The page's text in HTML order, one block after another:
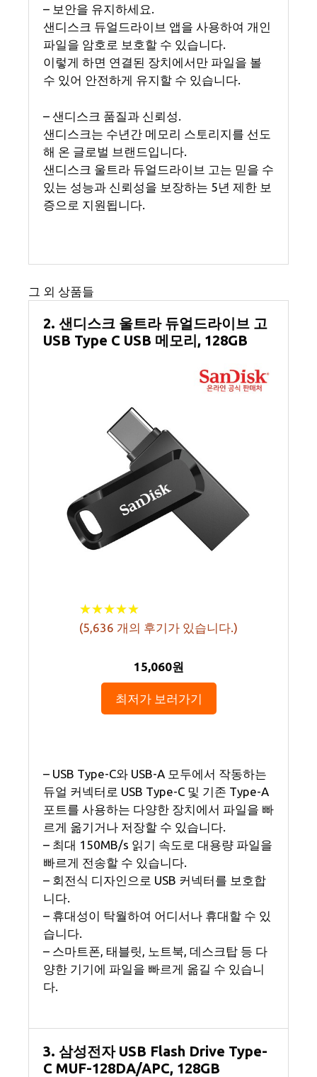
– 보안을 유지하세요.
샌디스크 듀얼드라이브 앱을 사용하여 개인
파일을 암호로 보호할 수 있습니다.
이렇게 하면 연결된 장치에서만 파일을 볼
수 있어 안전하게 유지할 수 있습니다.
– 샌디스크 품질과 신뢰성.
샌디스크는 수년간 메모리 스토리지를 선도
해 온 글로벌 브랜드입니다.
샌디스크 울트라 듀얼드라이브 고는 믿을 수
있는 성능과 신뢰성을 보장하는 5년 제한 보
증으로 지원됩니다.
그 외 상품들
2. 샌디스크 울트라 듀얼드라이브 고
USB Type C USB 메모리, 128GB
★★★★★
★★★★★
(5,636 개의 후기가 있습니다.)
15,060원
최저가 보러가기
– USB Type-C와 USB-A 모두에서 작동하는
듀얼 커넥터로 USB Type-C 및 기존 Type-A
포트를 사용하는 다양한 장치에서 파일을 빠
르게 옮기거나 저장할 수 있습니다.
– 최대 150MB/s 읽기 속도로 대용량 파일을
빠르게 전송할 수 있습니다.
– 회전식 디자인으로 USB 커넥터를 보호합
니다.
– 휴대성이 탁월하여 어디서나 휴대할 수 있
습니다.
– 스마트폰, 태블릿, 노트북, 데스크탑 등 다
양한 기기에 파일을 빠르게 옮길 수 있습니
다.
3. 삼성전자 USB Flash Drive Type-
C MUF-128DA/APC, 128GB